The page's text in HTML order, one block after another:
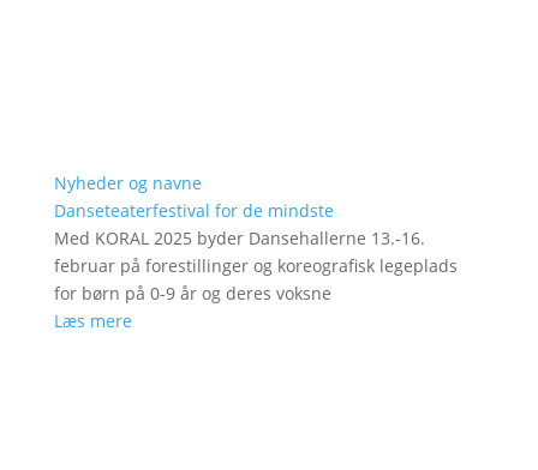
Nyheder og navne
Danseteaterfestival for de mindste
Med KORAL 2025 byder Dansehallerne 13.-16.
februar på forestillinger og koreografisk legeplads
for børn på 0-9 år og deres voksne
Læs mere